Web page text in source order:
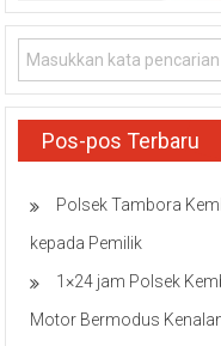
Pos-pos Terbaru
Polsek Tambora
kepada Pemilik
1×24 jam Polsek
Motor Bermodus